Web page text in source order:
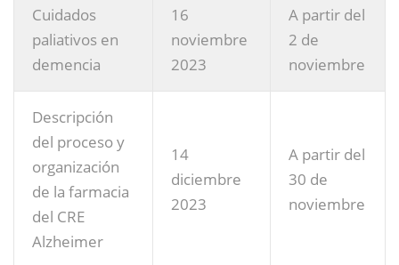
Cuidados
paliativos en
demencia
16
noviembre
2023
A partir del
2 de
noviembre
Descripción
del proceso y
organización
de la farmacia
del CRE
Alzheimer
14
diciembre
2023
A partir del
30 de
noviembre